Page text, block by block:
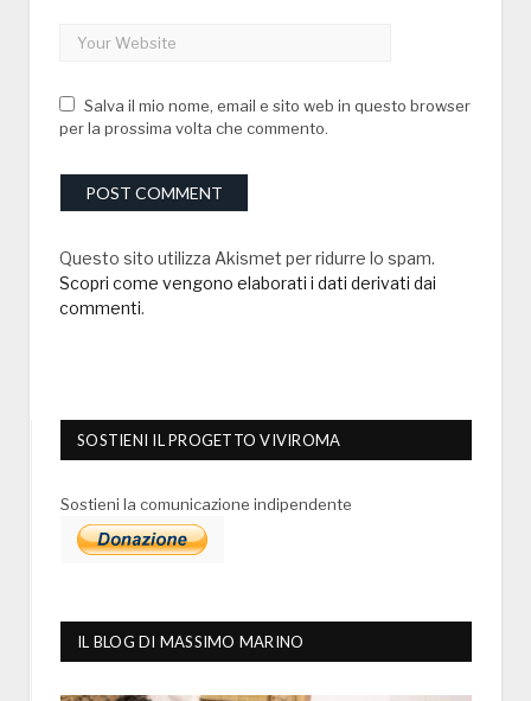
Salva il mio nome, email e sito web in questo browser
per la prossima volta che commento.
Questo sito utilizza Akismet per ridurre lo spam.
Scopri come vengono elaborati i dati derivati dai
commenti.
SOSTIENI IL PROGETTO VIVIROMA
Sostieni la comunicazione indipendente
IL BLOG DI MASSIMO MARINO